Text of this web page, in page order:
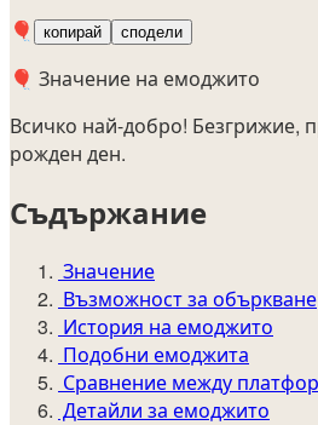
🎈
копирай сподели
🎈 Значение на емоджито
Всичко най-добро! Безгрижие,
рожден ден.
Съдържание
Значение
Възможност за объркване
История на емоджито
Подобни емоджита
Сравнение между
Детайли за емоджито